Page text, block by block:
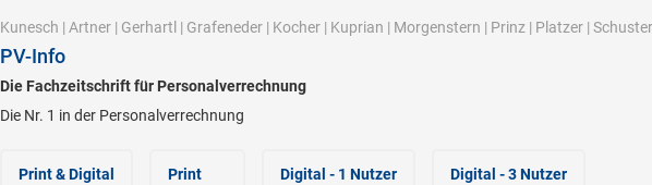
Kunesch | Artner| Gerhartl | Grafeneder| Kocher| Kuprian | Morgenstern | Prinz| Platzer| Schuster
PV-Info
Die Fachzeitschrift für Personalverrechnung
Die Nr. 1 in der Personalverrechnung
Print & Digital
Print
Digital - 1 Nutzer
Digital - 3 Nutzer